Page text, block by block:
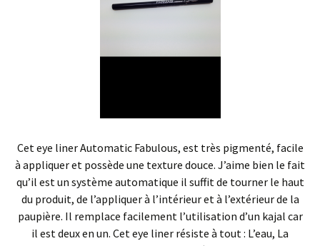
Cet eye liner Automatic Fabulous, est très pigmenté, facile
à appliquer et possède une texture douce. J’aime bien le fait
qu’il est un système automatique il suffit de tourner le haut
du produit, de l’appliquer à l’intérieur et à l’extérieur de la
paupière. Il remplace facilement l’utilisation d’un kajal car
il est deux en un. Cet eye liner résiste à tout : L’eau, La